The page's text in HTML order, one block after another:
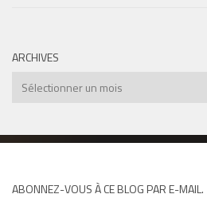
ARCHIVES
Archives
ABONNEZ-VOUS À CE BLOG PAR E-MAIL.